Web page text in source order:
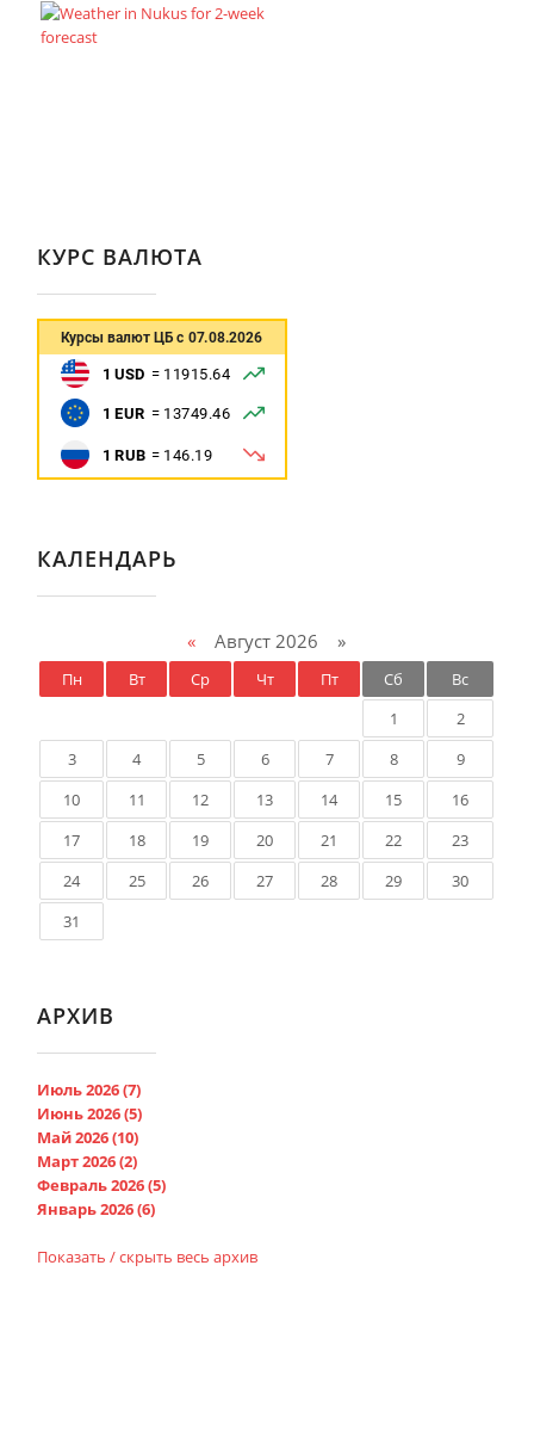
КУРС ВАЛЮТА
КАЛЕНДАРЬ
« Август 2026 »
Пн Вт Ср Чт Пт Сб
Вс
1
2
3
4 5 6 7 8
9
10
11 12 13 14 15
16
17
18 19 20 21 22
23
24
25 26 27 28 29
30
31
АРХИВ
Июль 2026 (7)
Июнь 2026 (5)
Май 2026 (10)
Март 2026 (2)
Февраль 2026 (5)
Январь 2026 (6)
Показать / скрыть весь архив